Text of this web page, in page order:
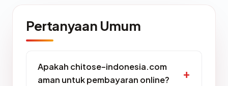
Pertanyaan Umum
Apakah chitose-indonesia.com
aman untuk pembayaran online?